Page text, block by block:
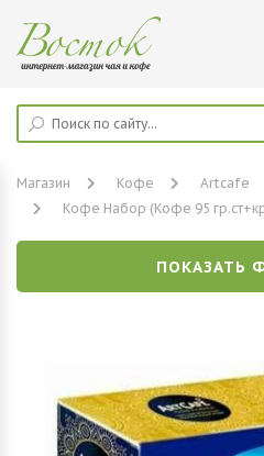
Магазин Кофе Artcafe
Кофе Набор (Кофе 95
ПОКАЗАТЬ